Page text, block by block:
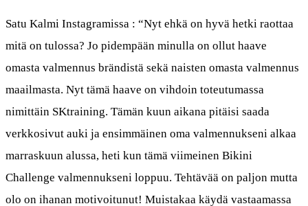
Satu Kalmi Instagramissa : “Nyt ehkä on hyvä hetki raottaa
mitä on tulossa? Jo pidempään minulla on ollut haave
omasta valmennus brändistä sekä naisten omasta valmennus
maailmasta. Nyt tämä haave on vihdoin toteutumassa
nimittäin SKtraining. Tämän kuun aikana pitäisi saada
verkkosivut auki ja ensimmäinen oma valmennukseni alkaa
marraskuun alussa, heti kun tämä viimeinen Bikini
Challenge valmennukseni loppuu. Tehtävää on paljon mutta
olo on ihanan motivoitunut! Muistakaa käydä vastaamassa